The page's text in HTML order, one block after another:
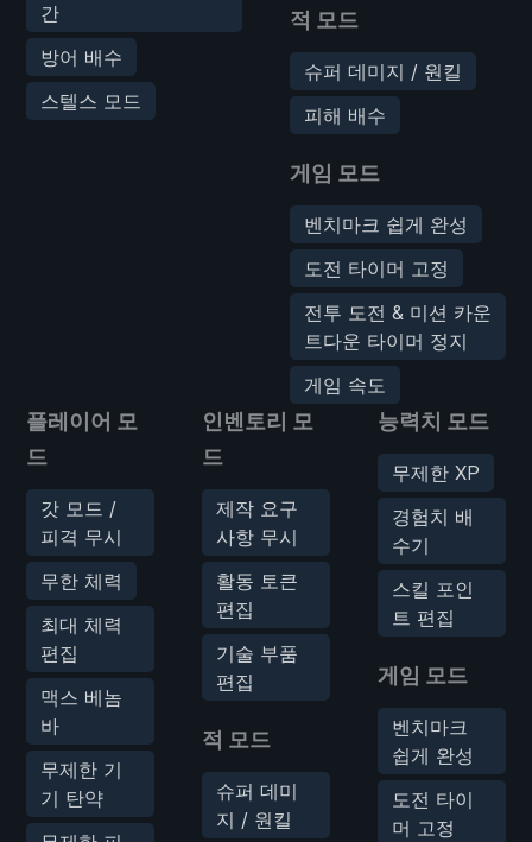
간
방어 배수
스텔스 모드
적 모드
슈퍼 데미지 / 원킬
피해 배수
게임 모드
벤치마크 쉽게 완성
도전 타이머 고정
전투 도전 & 미션 카운
트다운 타이머 정지
게임 속도
플레이어 모
드
갓 모드 /
피격 무시
무한 체력
최대 체력
편집
맥스 베놈
바
무제한 기
기 탄약
인벤토리 모
드
제작 요구
사항 무시
활동 토큰
편집
기술 부품
편집
적 모드
슈퍼 데미
지 / 원킬
능력치 모드
무제한 XP
경험치 배
수기
스킬 포인
트 편집
게임 모드
벤치마크
쉽게 완성
도전 타이
머 고정